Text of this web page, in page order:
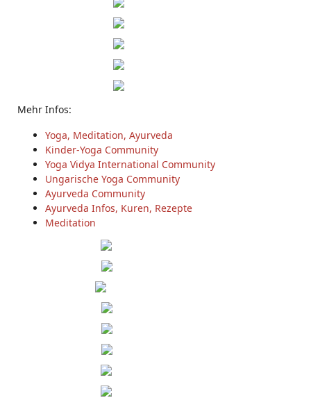
Mehr Infos:
Yoga, Meditation, Ayurveda
Kinder-Yoga Community
Yoga Vidya International Community
Ungarische Yoga Community
Ayurveda Community
Ayurveda Infos, Kuren, Rezepte
Meditation